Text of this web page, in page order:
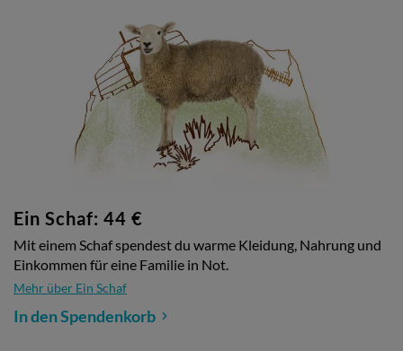
Ein Schaf: 44 €
Mit einem Schaf spendest du warme Kleidung, Nahrung und
Einkommen für eine Familie in Not.
Mehr über Ein Schaf
In den Spendenkorb